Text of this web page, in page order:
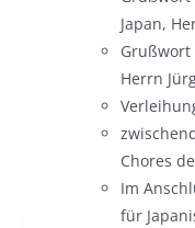
Japan,
Grußwort
Herrn
Chores
Im
für